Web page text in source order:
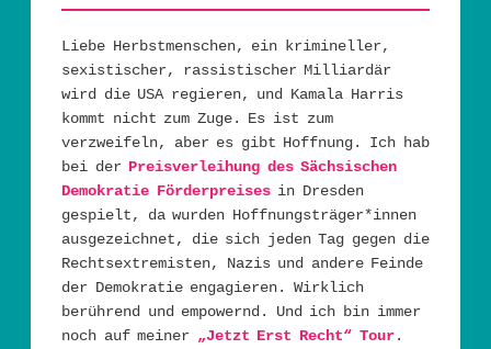
Liebe Herbstmenschen, ein krimineller,
sexistischer, rassistischer Milliardär
wird die USA regieren, und Kamala Harris
kommt nicht zum Zuge. Es ist zum
verzweifeln, aber es gibt Hoffnung. Ich hab
bei der Preisverleihung des Sächsischen
Demokratie Förderpreisesin Dresden
gespielt, da wurden Hoffnungsträger*innen
ausgezeichnet, die sich jeden Tag gegen die
Rechtsextremisten, Nazis und andere Feinde
der Demokratie engagieren. Wirklich
berührend und empowernd. Und ich bin immer
noch auf meiner „Jetzt Erst Recht“ Tour.